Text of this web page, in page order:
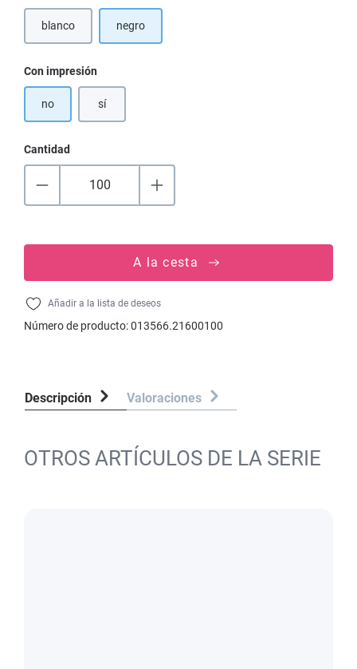
blanco(Esta opción no está disponible en este momento.)
negro
Seleccione
Con impresión
no sí
Cantidad
A la cesta
Añadir a la lista de deseos
Número de producto:013566.21600100
Descripción Valoraciones
OTROS ARTÍCULOS DE LA SERIE